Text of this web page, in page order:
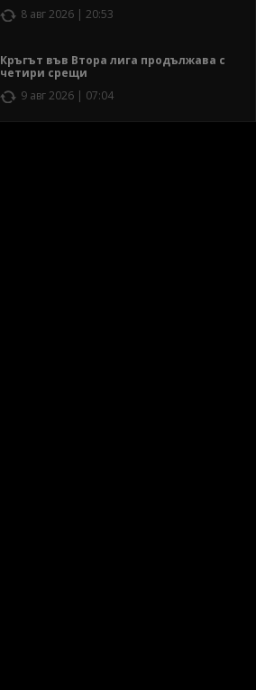
8 авг 2026 | 20:53
Кръгът във Втора лига продължава с
четири срещи
9 авг 2026 | 07:04